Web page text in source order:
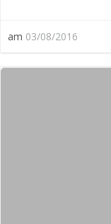
am 03/08/2016